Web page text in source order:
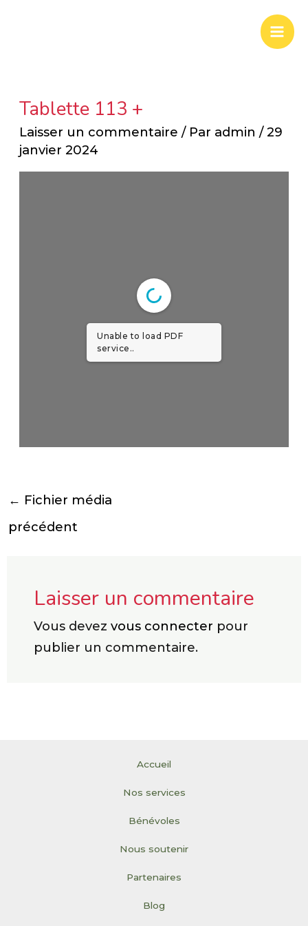
Tablette 113 +
Laisser un commentaire / Par admin/29
janvier 2024
Unable to load PDF
service..
← Fichier média
précédent
Laisser un commentaire
Vous devez vous connecter pour
publier un commentaire.
Accueil
Nos services
Bénévoles
Nous soutenir
Partenaires
Blog